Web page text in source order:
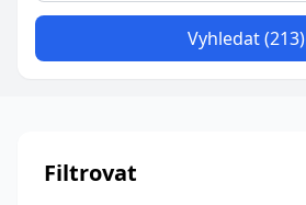
Vyhledat (213)
Filtrovat